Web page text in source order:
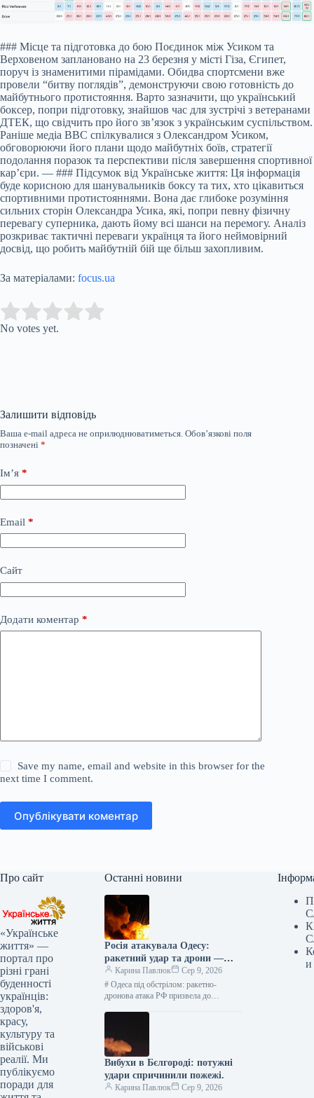
### Місце та підготовка до бою Поєдинок між Усиком та
Верховеном заплановано на 23 березня у місті Гіза, Єгипет,
поруч із знаменитими пірамідами. Обидва спортсмени вже
провели “битву поглядів”, демонструючи свою готовність до
майбутнього протистояння. Варто зазначити, що український
боксер, попри підготовку, знайшов час для зустрічі з ветеранами
ДТЕК, що свідчить про його зв’язок з українським суспільством.
Раніше медіа BBC спілкувалися з Олександром Усиком,
обговорюючи його плани щодо майбутніх боїв, стратегії
подолання поразок та перспективи після завершення спортивної
кар’єри. — ### Підсумок від Українське життя: Ця інформація
буде корисною для шанувальників боксу та тих, хто цікавиться
спортивними протистояннями. Вона дає глибоке розуміння
сильних сторін Олександра Усика, які, попри певну фізичну
перевагу суперника, дають йому всі шанси на перемогу. Аналіз
розкриває тактичні переваги українця та його неймовірний
досвід, що робить майбутній бій ще більш захопливим.
За матеріалами: focus.ua
Rate this item:
No votes yet.
Залишити відповідь
Ваша e-mail адреса не оприлюднюватиметься. Обов’язкові поля
позначені *
Ім’я *
Email *
Сайт
Додати коментар *
Save my name, email and website in this browser for the
next time I comment.
Опублікувати коментар
Про сайт
«Українське
життя» —
портал про
різні грані
буденності
українців:
здоров'я,
красу,
культуру та
військові
реалії. Ми
публікуємо
поради для
Останні новини
Росія атакувала Одесу:
ракетний удар та дрони —
оперативні новини
Карина Павлюк
Сер 9, 2026
# Одеса під обстрілом: ракетно-
дронова атака РФ призвела до
Вибухи в Бєлгороді: потужні
удари спричинили пожежі.
Карина Павлюк
Сер 9, 2026
и